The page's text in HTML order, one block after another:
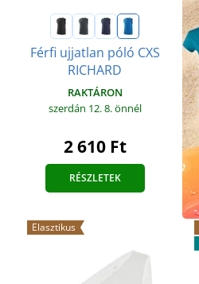
Férfi ujjatlan póló CXS
RICHARD
RAKTÁRON
szerdán 12. 8.önnél
2 610 Ft
RÉSZLETEK
Elasztikus